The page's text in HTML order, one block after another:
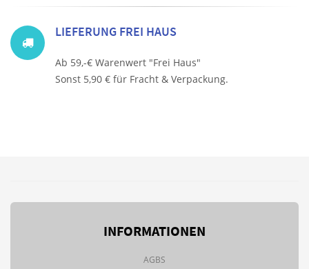
LIEFERUNG FREI HAUS
Ab 59,-€ Warenwert "Frei Haus"
Sonst 5,90 € für Fracht & Verpackung.
INFORMATIONEN
AGBS